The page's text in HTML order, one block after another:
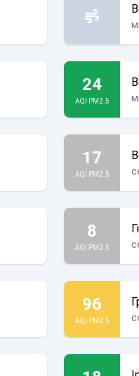
24
AQI PM2.5
17
AQI PM2.5
8
AQI PM2.5
96
AQI PM2.5